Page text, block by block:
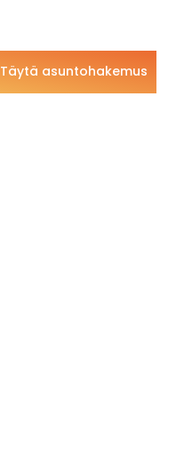
Täytä asuntohakemus